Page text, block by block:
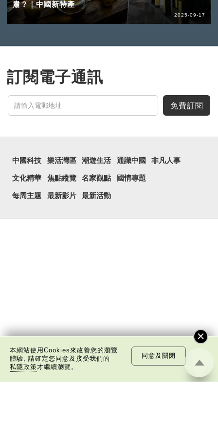
肅？｜中國新特產
2025-09-17
訂閱電子通訊
免費訂閱
中國科技 樂活灣區 潮遊生活 通識中國 非凡人事
文化精華 焦點縱覽 名家觀點 國情專題
每周主題 最新影片 最新活動
本網站使用Cookies來改善您的瀏覽
體驗, 請確定您同意及接受我們的
私隱政策才繼續瀏覽。
同意及關閉